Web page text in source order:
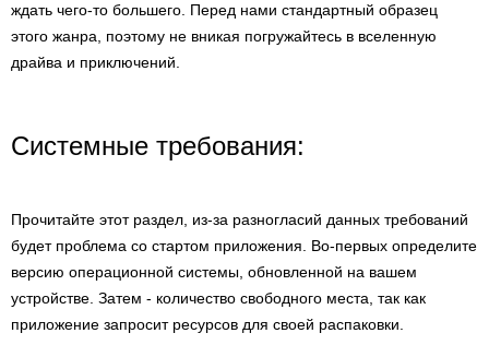
ждать чего-то большего. Перед нами стандартный образец
этого жанра, поэтому не вникая погружайтесь в вселенную
драйва и приключений.
Системные требования:
Прочитайте этот раздел, из-за разногласий данных требований
будет проблема со стартом приложения. Во-первых определите
версию операционной системы, обновленной на вашем
устройстве. Затем - количество свободного места, так как
приложение запросит ресурсов для своей распаковки.